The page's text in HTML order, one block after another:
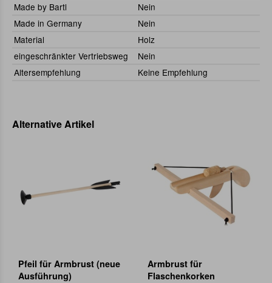
Made by Bartl
Nein
Made in Germany
Nein
Material
Holz
eingeschränkter Vertriebsweg
Nein
Altersempfehlung
Keine Empfehlung
Alternative Artikel
Pfeil für Armbrust (neue
Ausführung)
Armbrust für
Flaschenkorken